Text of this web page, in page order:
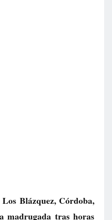
Blázquez, Córdoba,
madrugada tras horas